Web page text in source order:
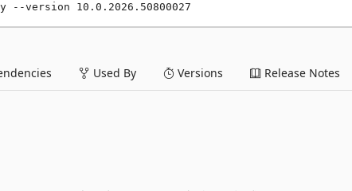
--version 10.0.2026.50800027
Used By Versions Release Notes